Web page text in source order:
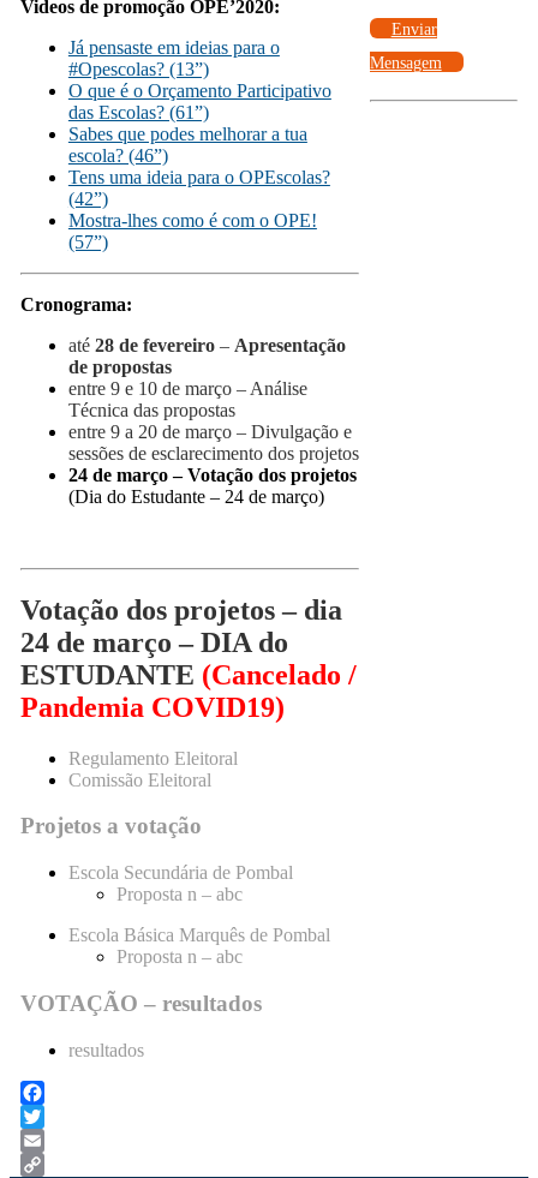
Videos de promoção OPE’2020:
Já pensaste em ideias para o
#Opescolas? (13”)
O que é o Orçamento Participativo
das Escolas? (61”)
Sabes que podes melhorar a tua
escola? (46”)
Tens uma ideia para o OPEscolas?
(42”)
Mostra-lhes como é com o OPE!
(57”)
Cronograma:
até 28 de fevereiro– Apresentação
de propostas
entre 9 e 10 de março – Análise
Técnica das propostas
entre 9 a 20 de março – Divulgação e
sessões de esclarecimento dos projetos
24 de março – Votação dos projetos
(Dia do Estudante – 24 de março)
Votação dos projetos – dia
24 de março – DIA do
ESTUDANTE (Cancelado /
Pandemia COVID19)
Regulamento Eleitoral
Comissão Eleitoral
Projetos a votação
Escola Secundária de Pombal
Proposta n – abc
Escola Básica Marquês de Pombal
Proposta n – abc
VOTAÇÃO – resultados
resultados
Facebook
Twitter
Email
Enviar
Mensagem